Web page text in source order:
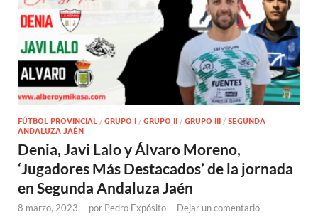
FÚTBOL PROVINCIAL / GRUPO I / GRUPO II / GRUPO III / SEGUNDA
ANDALUZA JAÉN
Denia, Javi Lalo y Álvaro Moreno,
‘Jugadores Más Destacados’ de la jornada
en Segunda Andaluza Jaén
8 marzo, 2023 - por Pedro Expósito - Dejar un comentario